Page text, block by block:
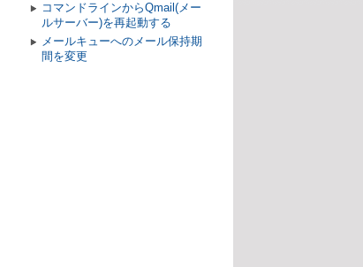
コマンドラインからQmail(メー
ルサーバー)を再起動する
メールキューへのメール保持期
間を変更